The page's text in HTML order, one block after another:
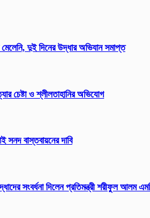
দুই দিনের উদ্ধার অভিযান সমাপ্ত
চেষ্টা ও শ্লীলতাহানির অভিযোগ
সনদ বাস্তবায়নের দাবি
সংবর্ধনা দিলেন প্রতিমন্ত্রী শরীফুল আলম